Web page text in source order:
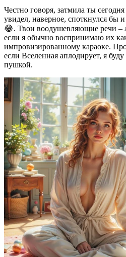
Честно говоря, затмила ты
увидел, наверное, споткнулся бы
😂. Твои воодушевляющие речи –
если я обычно воспринимаю их
импровизированному караоке.
если Вселенная аплодирует, я
пушкой.